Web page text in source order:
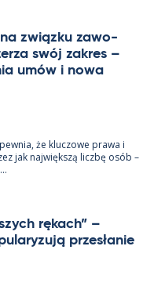
związku zawo­
swój za­kres –
umów i nowa
że kluczowe prawa i
jak największą liczbę osób –
rę­kach” –
przesła­nie